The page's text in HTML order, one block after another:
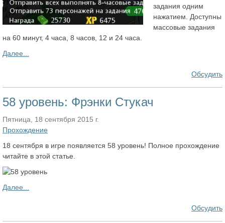
задания одним
нажатием. Доступны
массовые задания
на 60 минут, 4 часа, 8 часов, 12 и 24 часа.
Далее...
Обсудить
58 уровень: Фрэнки Стукач
Пятница, 18 сентября 2015 г.
Прохождение
18 сентября в игре появляется 58 уровень! Полное прохождение
читайте в этой статье.
Далее...
Обсудить